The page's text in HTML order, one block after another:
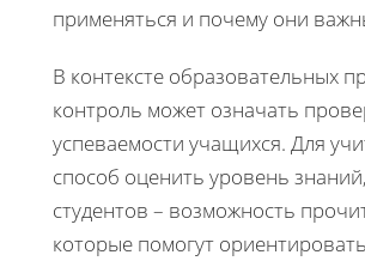
применяться и почему они
В контексте образовательных
контроль может означать
успеваемости учащихся. Для
способ оценить уровень
студентов – возможность
которые помогут